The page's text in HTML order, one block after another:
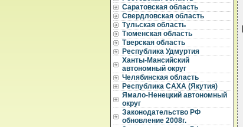
Саратовская область
Свердловская область
Тульская область
Тюменская область
Тверская область
Республика Удмуртия
Ханты-Мансийский
автономный округ
Челябинская область
Республика САХА (Якутия)
Ямало-Ненецкий автономный
округ
Законодательство РФ
обновление 2008г.